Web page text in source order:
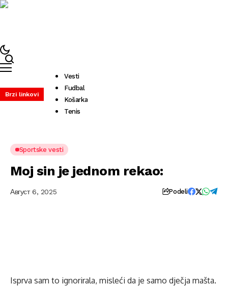
Brzi linkovi
Vesti
Fudbal
Košarka
Tenis
Sportske vesti
Moj sin je jednom rekao:
Август 6, 2025 Podeli
Isprva sam to ignorirala, misleći da je samo dječja mašta.